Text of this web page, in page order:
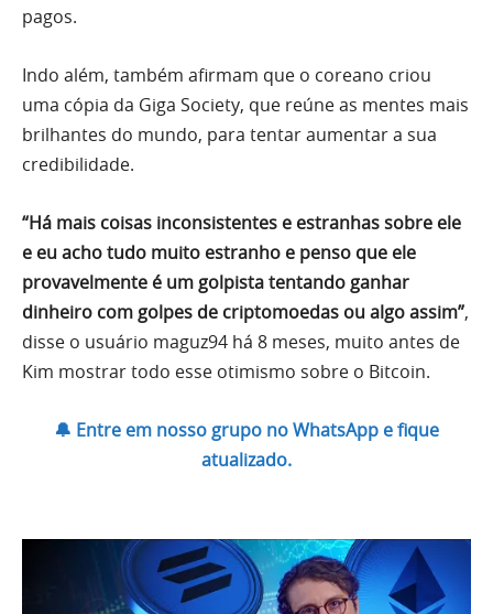
pagos.
Indo além, também afirmam que o coreano criou
uma cópia da Giga Society, que reúne as mentes mais
brilhantes do mundo, para tentar aumentar a sua
credibilidade.
“Há mais coisas inconsistentes e estranhas sobre ele
e eu acho tudo muito estranho e penso que ele
provavelmente é um golpista tentando ganhar
dinheiro com golpes de criptomoedas ou algo assim”,
disse o usuário maguz94 há 8 meses, muito antes de
Kim mostrar todo esse otimismo sobre o Bitcoin.
🔔 Entre em nosso grupo no WhatsApp e fique
atualizado.